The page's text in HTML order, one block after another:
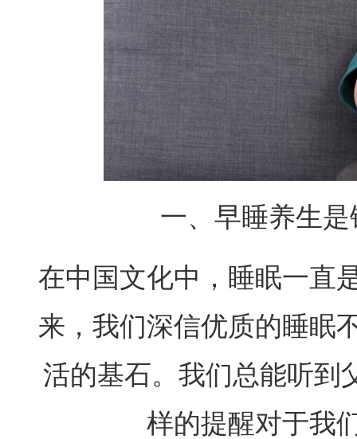
一、早睡养生
在中国文化中，睡眠一直
来，我们深信优质的睡眠
活的基石。我们总能听到
样的提醒对于我